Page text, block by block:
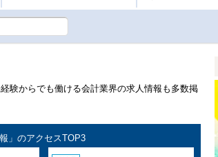
験からでも働ける会計業界の求人情報も多数掲
」のアクセスTOP3